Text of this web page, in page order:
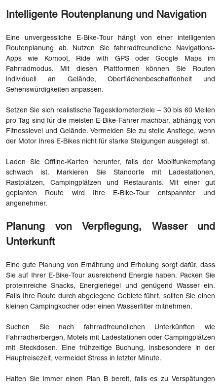
Intelligente Routenplanung und Navigation
Eine unvergessliche E-Bike-Tour hängt von einer intelligenten
Routenplanung ab. Nutzen Sie fahrradfreundliche Navigations-
Apps wie Komoot, Ride with GPS oder Google Maps im
Fahrradmodus. Mit diesen Plattformen können Sie Routen
individuell an Gelände, Oberflächenbeschaffenheit und
Sehenswürdigkeiten anpassen.
Setzen Sie sich realistische Tageskilometerziele – 30 bis 60 Meilen
pro Tag sind für die meisten E-Bike-Fahrer machbar, abhängig von
Fitnesslevel und Gelände. Vermeiden Sie zu steile Anstiege, wenn
der Motor Ihres E-Bikes nicht für starke Steigungen ausgelegt ist.
Laden Sie Offline-Karten herunter, falls der Mobilfunkempfang
schwach ist. Markieren Sie Standorte mit Ladestationen,
Rastplätzen, Campingplätzen und Restaurants. Mit einer gut
geplanten Route wird Ihre E-Bike-Tour entspannter und
angenehmer.
Planung von Verpflegung, Wasser und
Unterkunft
Eine gute Planung von Ernährung und Erholung sorgt dafür, dass
Sie auf Ihrer E-Bike-Tour ausreichend Energie haben. Packen Sie
proteinreiche Snacks, Energieriegel und genügend Wasser ein.
Falls Ihre Route durch abgelegene Gebiete führt, sollten Sie einen
kleinen Campingkocher oder einen Wasserfilter mitnehmen.
Suchen Sie nach fahrradfreundlichen Unterkünften wie
Fahrradherbergen, Motels mit Ladestationen oder Campingplätzen
mit Steckdosen. Eine frühzeitige Buchung, insbesondere in der
Hauptreisezeit, vermeidet Stress in letzter Minute.
Halten Sie immer einen Plan B bereit, falls es zu Verspätungen